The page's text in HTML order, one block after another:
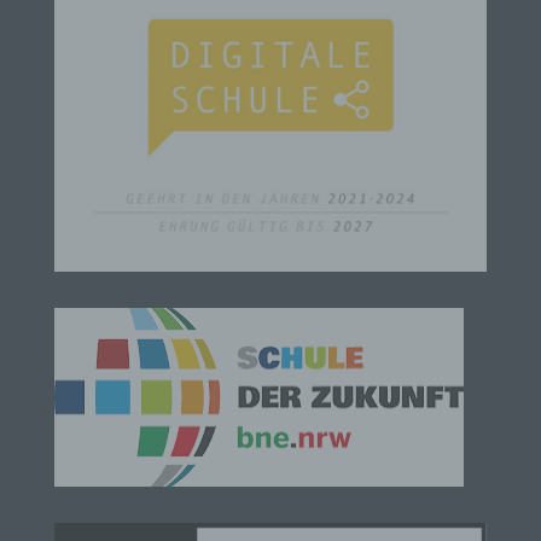
Betroffene Person ist jede identifizierte oder
identifizierbare natürliche Person, deren
personenbezogene Daten von dem für die
Verarbeitung Verantwortlichen verarbeitet werden.
c) Verarbeitung
Verarbeitung ist jeder mit oder ohne Hilfe
automatisierter Verfahren ausgeführte Vorgang
Zusammenhang mit personenbezogenen Daten
das Ordnen, die Speicherung, die Anpassung oder
Veränderung, das Auslesen, das Abfragen, die
Verwendung, die Offenlegung durch Übermittlung,
Verbreitung oder eine andere Form der
Bereitstellung, den Abgleich oder die Verknüpfung,
die Einschränkung, das Löschen oder die